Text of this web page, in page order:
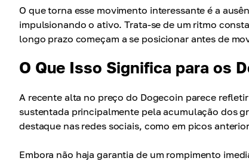
O que torna esse movimento interessante é a
impulsionando o ativo. Trata-se de um ritmo
longo prazo começam a se posicionar antes de
O Que Isso Significa para os
A recente alta no preço do Dogecoin parece
sustentada principalmente pela acumulação dos
destaque nas redes sociais, como em picos
Embora não haja garantia de um rompimento